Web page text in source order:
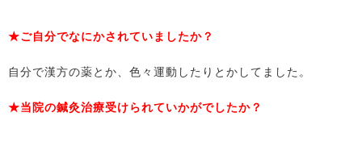
★ご自分でなにかされていましたか？
自分で漢方の薬とか、色々運動したりとかしてました。
★当院の鍼灸治療受けられていかがでしたか？